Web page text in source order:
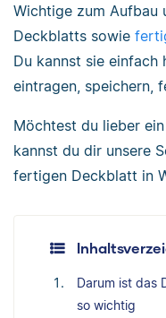
Wichtige zum Aufbau
Deckblatts sowie
Du kannst sie einfach
eintragen, speichern,
Möchtest du lieber
kannst du dir unsere
fertigen Deckblatt in
Darum ist das
so wichtig